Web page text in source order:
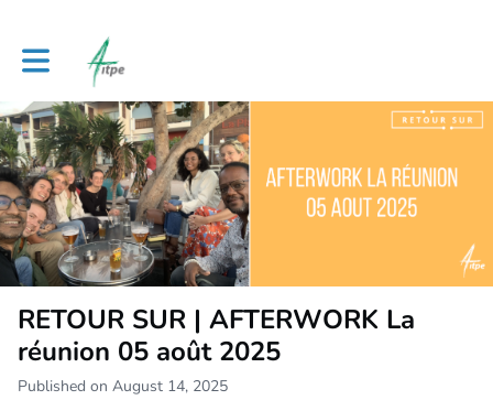
Toggle main navigation
RETOUR SUR | AFTERWORK La
réunion 05 août 2025
Published on August 14, 2025